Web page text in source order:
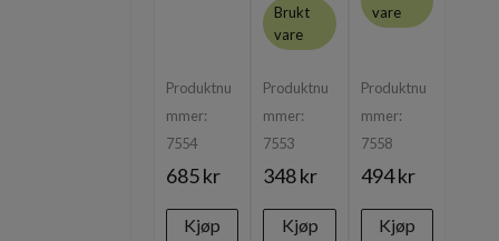
Produktnu
mmer:
7554
685 kr
Kjøp
Brukt
vare
Produktnu
mmer:
7553
348 kr
Kjøp
vare
Produktnu
mmer:
7558
494 kr
Kjøp